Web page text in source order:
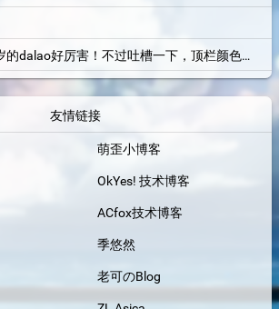
Suntiania : 哇，同岁的dalao好厉害！不过吐槽一下，顶栏颜色和背景图片融为一体了，找了半天搜索框才找到位置=。=
友情链接
萌歪小博客
OkYes! 技术博客
ACfox技术博客
季悠然
老可のBlog